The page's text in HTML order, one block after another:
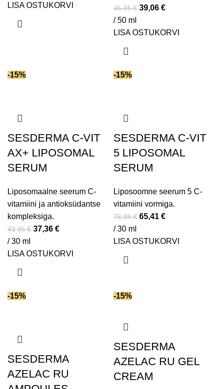
LISA OSTUKORVI
45,95€ 39,06 €
/ 50 ml
LISA OSTUKORVI
-15%
SESDERMA C-VIT
AX+ LIPOSOMAL
SERUM
Liposomaalne seerum C-
vitamiini ja antioksüdantse
kompleksiga.
43,95€ 37,36 €
/ 30 ml
LISA OSTUKORVI
-15%
SESDERMA C-VIT
5 LIPOSOMAL
SERUM
Liposoomne seerum 5 C-
vitamiini vormiga.
76,95€ 65,41 €
/ 30 ml
LISA OSTUKORVI
-15%
SESDERMA
AZELAC RU
-15%
SESDERMA
AZELAC RU GEL
CREAM